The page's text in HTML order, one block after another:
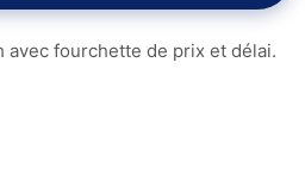
avec fourchette de prix et délai.